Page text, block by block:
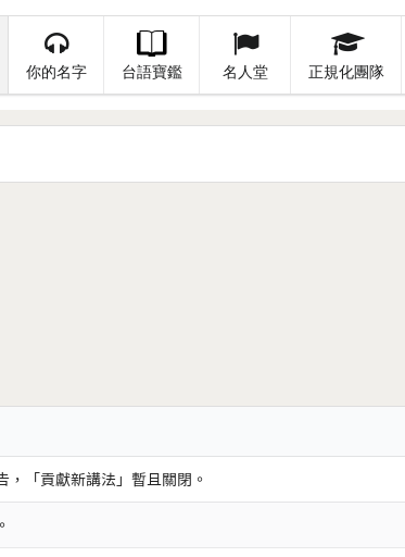
你的名字 台語寶鑑 名人堂 正規化團隊
，「貢獻新講法」暫且關閉。